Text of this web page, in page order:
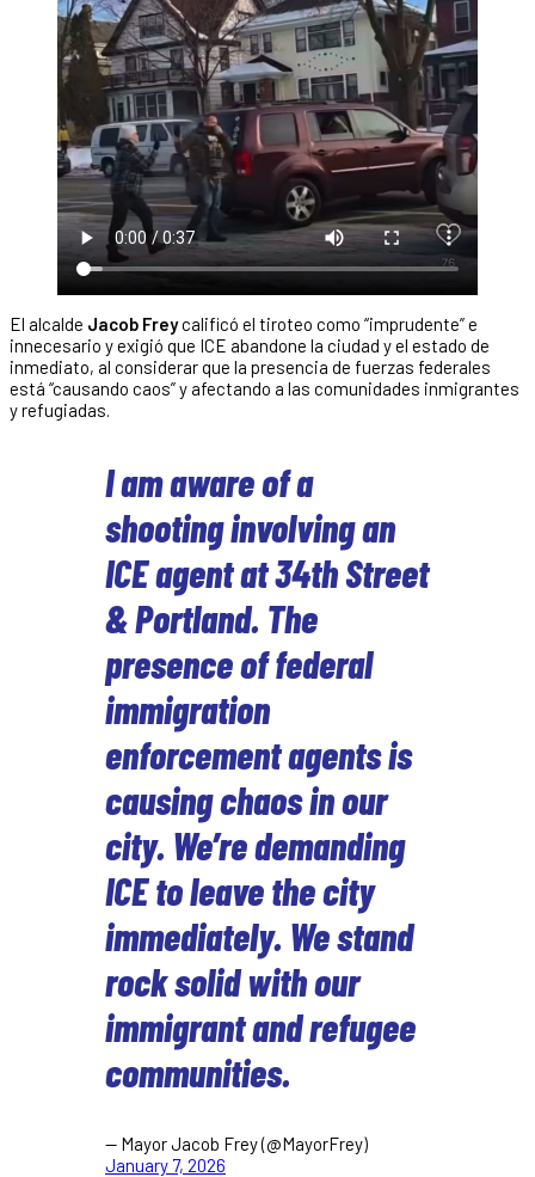
El alcalde Jacob Freycalificó el tiroteo como “imprudente” e
innecesario y exigió que ICE abandone la ciudad y el estado de
inmediato, al considerar que la presencia de fuerzas federales
está “causando caos” y afectando a las comunidades inmigrantes
y refugiadas.
I am aware of a
shooting involving an
ICE agent at 34th Street
& Portland. The
presence of federal
immigration
enforcement agents is
causing chaos in our
city. We’re demanding
ICE to leave the city
immediately. We stand
rock solid with our
immigrant and refugee
communities.
— Mayor Jacob Frey (@MayorFrey)
January 7, 2026